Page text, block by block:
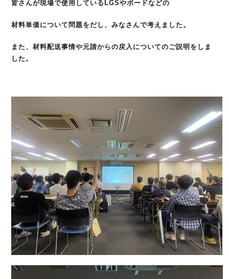
皆さんが現場で使用しているLGSやボードなどの
材料単価について問題をだし、みなさんで考えました。
また、材料配送事情や元請からの戻入についてのご説明をしま
した。